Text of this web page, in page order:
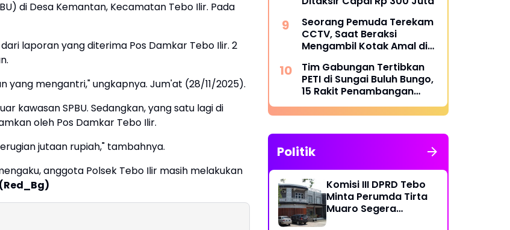
di Desa Kemantan, Kecamatan Tebo Ilir. Pada
laporan yang diterima Pos Damkar Tebo Ilir. 2
yang mengantri," ungkapnya. Jum'at (28/11/2025).
kawasan SPBU. Sedangkan, yang satu lagi di
oleh Pos Damkar Tebo Ilir.
jutaan rupiah," tambahnya.
anggota Polsek Tebo Ilir masih melakukan
(Red_Bg)
Seorang Pemuda Terekam
CCTV, Saat Beraksi
Mengambil Kotak Amal di
Tim Gabungan Tertibkan
PETI di Sungai Buluh Bungo,
15 Rakit Penambangan
Dibakar
Politik
Komisi III DPRD Tebo
Minta Perumda Tirta
Muaro Segera